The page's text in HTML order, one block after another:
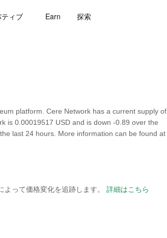
ィブ Earn 探索
platform. Cere Network has a current supply of
is 0.00019517 USD and is down -0.89 over the
last 24 hours. More information can be found at
って価格変化を追跡します。 詳細はこちら